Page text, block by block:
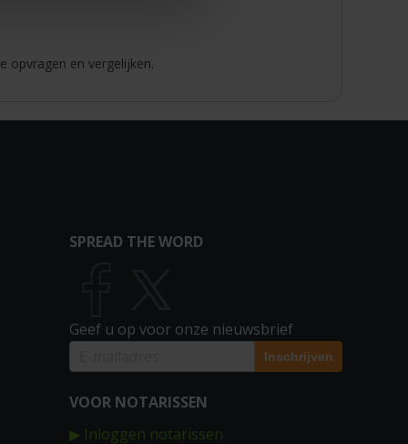
opvragen en vergelijken.
SPREAD THE WORD
Geef u op voor onze nieuwsbrief
VOOR NOTARISSEN
▶ Inloggen notarissen